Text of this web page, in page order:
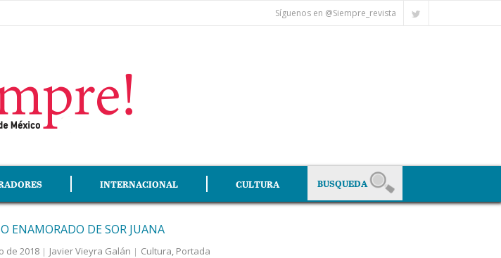
Síguenos en @Siempre_revista
INTERNACIONAL CULTURA
ENAMORADO DE SOR JUANA
de 2018 Javier Vieyra Galán Cultura, Portada